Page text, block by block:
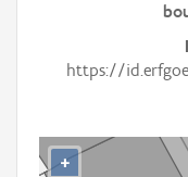
Gebeurtenis
https://
+